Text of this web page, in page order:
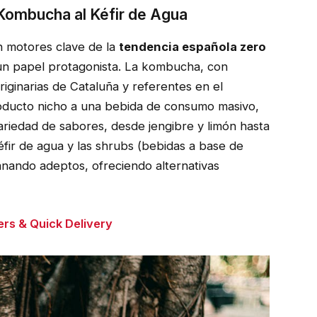
al Kéfir de Agua
motores clave de la tendencia española zero
papel protagonista. La kombucha, con
de Cataluña y referentes en el
nicho a una bebida de consumo masivo,
de sabores, desde jengibre y limón hasta
de agua y las shrubs (bebidas a base de
adeptos, ofreciendo alternativas
& Quick Delivery